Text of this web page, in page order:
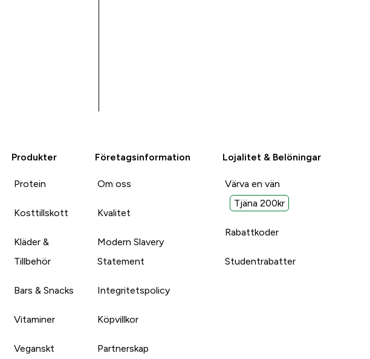
Produkter
Protein
Kosttillskott
Kläder &
Tillbehör
Bars & Snacks
Vitaminer
Veganskt
Företagsinformation
Om oss
Kvalitet
Modern Slavery
Statement
Integritetspolicy
Köpvillkor
Partnerskap
Lojalitet & Belöningar
Värva en vän
Tjäna 200kr
Rabattkoder
Studentrabatter